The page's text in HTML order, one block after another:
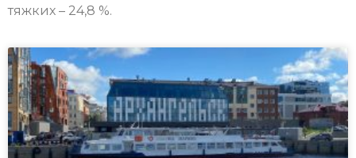
тяжких – 24,8 %.